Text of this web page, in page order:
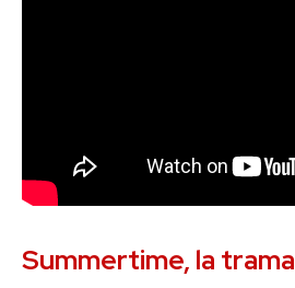
Summertime, la trama